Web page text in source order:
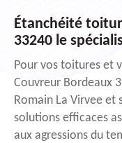
Étanchéité
33240 le
Pour vos toitures et
Couvreur Bordeaux
Romain La Virvee et
solutions efficaces
aux agressions du